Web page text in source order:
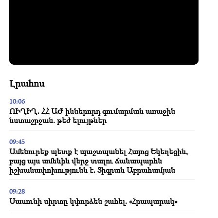
Լրահոս
10:06
ՈՒՂԻՂ․ ՀՀ ԱԺ իններորդ գումարման առաջին
նստաշրջան. թեժ ելույթներ
09:45
Ամենուրեք պետք է պաշտպանել Հայոց Եկեղեցին,
բայց այս ամենին վերջ տալու ճանապարհն
իշխանափոխությունն է. Տիգրան Աբրահամյան
09:28
Սասունի սիրտը կփորձեն շահել. «Հրապարակ»